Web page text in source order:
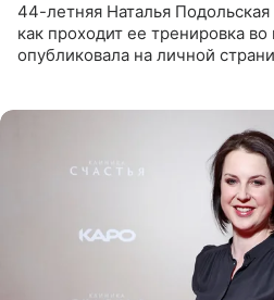
44-летняя Наталья
как проходит ее тренировка
опубликовала на личной